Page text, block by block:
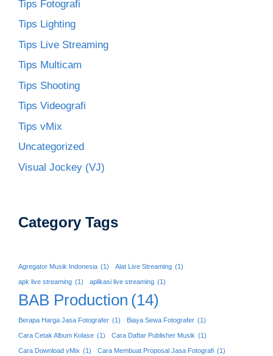
Tips Fotografi
Tips Lighting
Tips Live Streaming
Tips Multicam
Tips Shooting
Tips Videografi
Tips vMix
Uncategorized
Visual Jockey (VJ)
Category Tags
Agregator Musik Indonesia (1) Alat Live Streaming (1)
apk live streaming (1) aplikasi live streaming (1)
BAB Production (14)
Berapa Harga Jasa Fotografer (1) Biaya Sewa Fotografer (1)
Cara Cetak Album Kolase (1) Cara Daftar Publisher Musik (1)
Cara Download vMix (1) Cara Membuat Proposal Jasa Fotografi (1)